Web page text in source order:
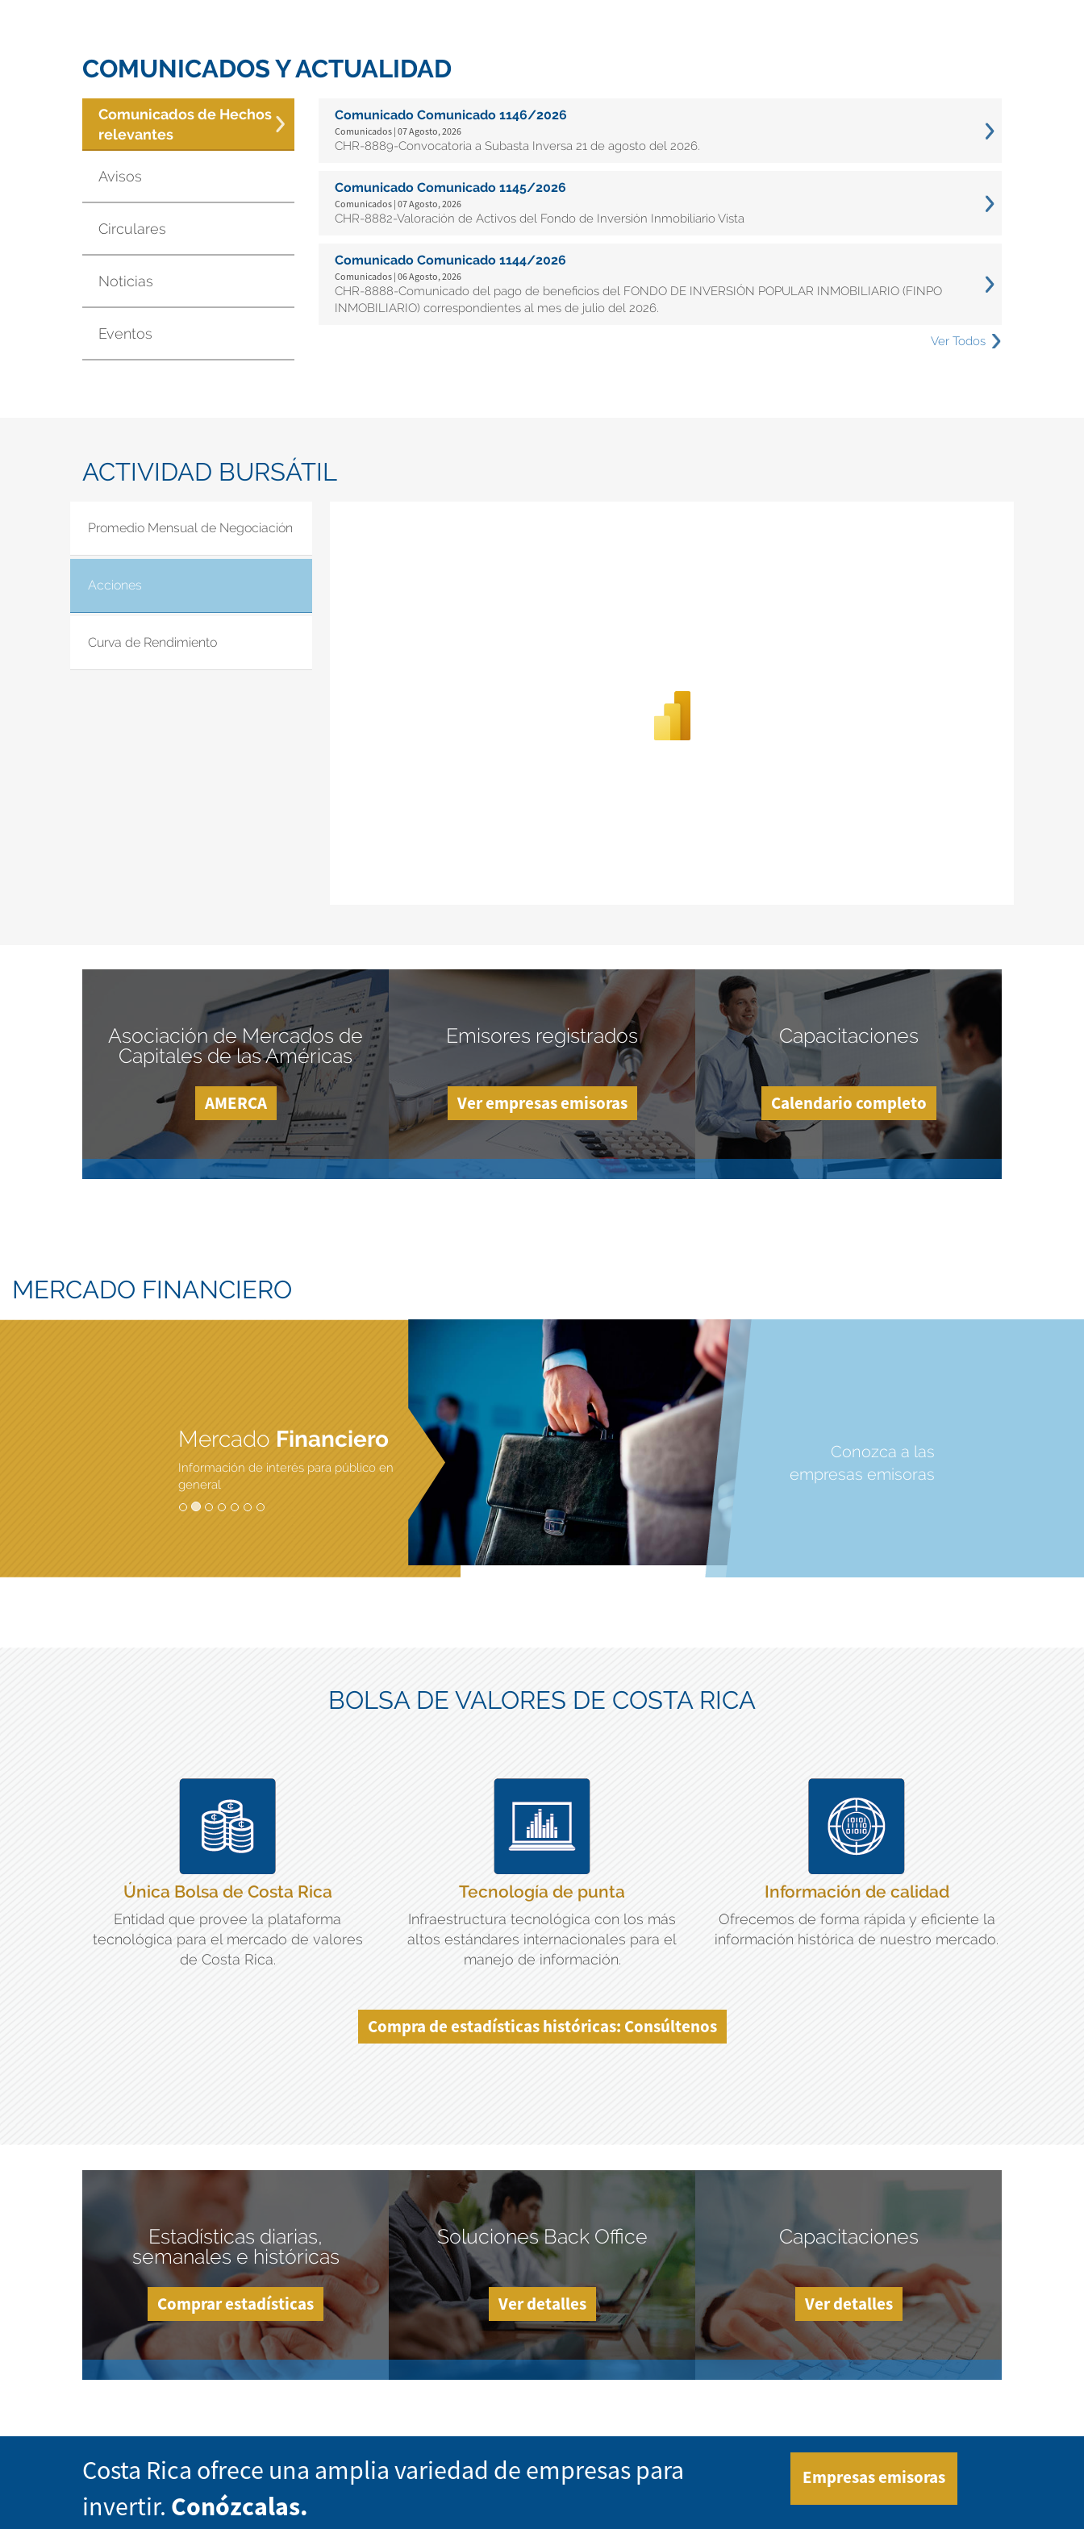
COMUNICADOS Y ACTUALIDAD
Comunicados de Hechos
relevantes
Avisos
Circulares
Noticias
Eventos
Comunicado Comunicado 1146/2026
Comunicados | 07 Agosto, 2026
CHR-8889-Convocatoria a Subasta Inversa 21 de agosto del 2026.
Comunicado Comunicado 1145/2026
Comunicados | 07 Agosto, 2026
CHR-8882-Valoración de Activos del Fondo de Inversión Inmobiliario Vista
Comunicado Comunicado 1144/2026
Comunicados | 06 Agosto, 2026
CHR-8888-Comunicado del pago de beneficios del FONDO DE INVERSIÓN POPULAR INMOBILIARIO (FINPO
INMOBILIARIO) correspondientes al mes de julio del 2026.
Ver Todos
ACTIVIDAD BURSÁTIL
Promedio Mensual de Negociación
Acciones
Curva de Rendimiento
Asociación de Mercados de
Capitales de las Américas
AMERCA
Emisores registrados
Ver empresas emisoras
Capacitaciones
Calendario completo
MERCADO FINANCIERO
Mercado Financiero
Información de interés para público en
general
Conozca a las
empresas emisoras
BOLSA DE VALORES DE COSTA RICA
Única Bolsa de Costa Rica
Entidad que provee la plataforma
tecnológica para el mercado de valores
de Costa Rica.
Tecnología de punta
Infraestructura tecnológica con los más
altos estándares internacionales para el
manejo de información.
Información de calidad
Ofrecemos de forma rápida y eficiente la
información histórica de nuestro mercado.
Compra de estadísticas históricas: Consúltenos
Estadísticas diarias,
semanales e históricas
Comprar estadísticas
Soluciones Back Office
Ver detalles
Capacitaciones
Ver detalles
Costa Rica ofrece una amplia variedad de empresas para
invertir. Conózcalas.
Empresas emisoras